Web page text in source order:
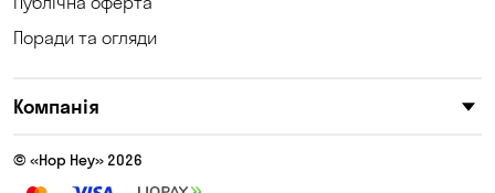
Поради та огляди
Компанія
© «Hop Hey» 2026